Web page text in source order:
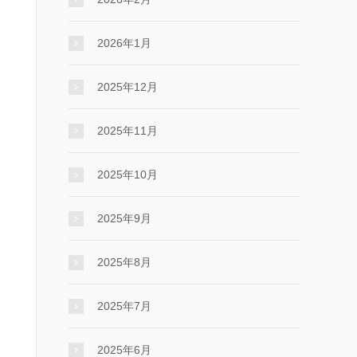
2026年1月
2025年12月
2025年11月
2025年10月
2025年9月
2025年8月
2025年7月
2025年6月